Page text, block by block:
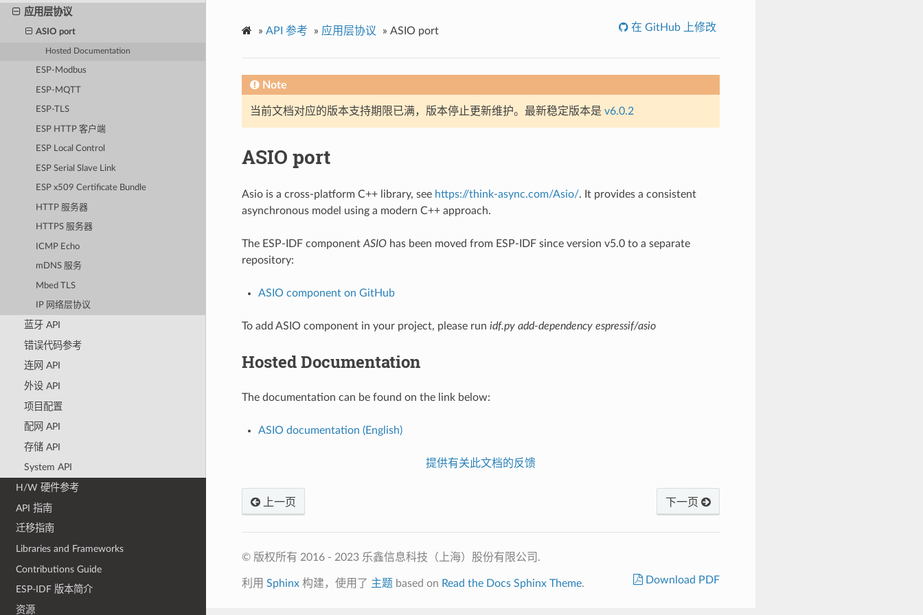
应用层协议
ASIO port
Hosted Documentation
ESP-Modbus
ESP-MQTT
ESP-TLS
ESP HTTP 客户端
ESP Local Control
ESP Serial Slave Link
ESP x509 Certificate Bundle
HTTP 服务器
HTTPS 服务器
ICMP Echo
mDNS 服务
Mbed TLS
IP 网络层协议
蓝牙 API
错误代码参考
连网 API
外设 API
项目配置
配网 API
存储 API
System API
H/W 硬件参考
API 指南
迁移指南
Libraries and Frameworks
Contributions Guide
ESP-IDF 版本简介
资源
» API 参考 » 应用层协议 » ASIO port 在 GitHub 上修改
Note
当前文档对应的版本支持期限已满，版本停止更新维护。最新稳定版本是 v6.0.2
ASIO port
Asio is a cross-platform C++ library, see https://think-async.com/Asio/. It provides a consistent
asynchronous model using a modern C++ approach.
The ESP-IDF component ASIOhas been moved from ESP-IDF since version v5.0 to a separate
repository:
ASIO component on GitHub
To add ASIO component in your project, please run idf.py add-dependency espressif/asio
Hosted Documentation
The documentation can be found on the link below:
ASIO documentation (English)
提供有关此文档的反馈
上一页 下一页
© 版权所有 2016 - 2023 乐鑫信息科技（上海）股份有限公司.
利用 Sphinx构建，使用了 主题 based on Read the Docs Sphinx Theme. Download PDF